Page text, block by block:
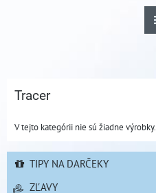
Tracer
V tejto kategórii nie sú žiadne výrobky.
TIPY NA DARČEKY
ZĽAVY